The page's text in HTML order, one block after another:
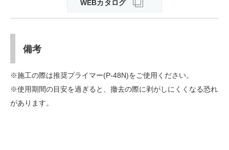
WEBカタログ
備考
※施工の際は推奨プライマー(P-48N)をご使用ください。
※使用期間の目安を過ぎると、撤去の際に剥がしにくくなる恐れ
があります。